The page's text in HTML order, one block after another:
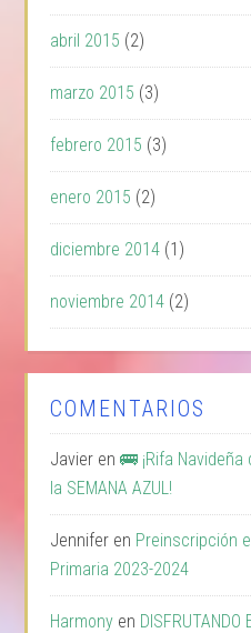
abril 2015 (2)
marzo 2015 (3)
febrero 2015 (3)
enero 2015 (2)
diciembre 2014 (1)
noviembre 2014 (2)
COMENTARIOS
Javier en🚌 ¡Rifa
la SEMANA AZUL!
Jennifer en Preinscripción
Primaria 2023-2024
Harmony en DISFRUTANDO